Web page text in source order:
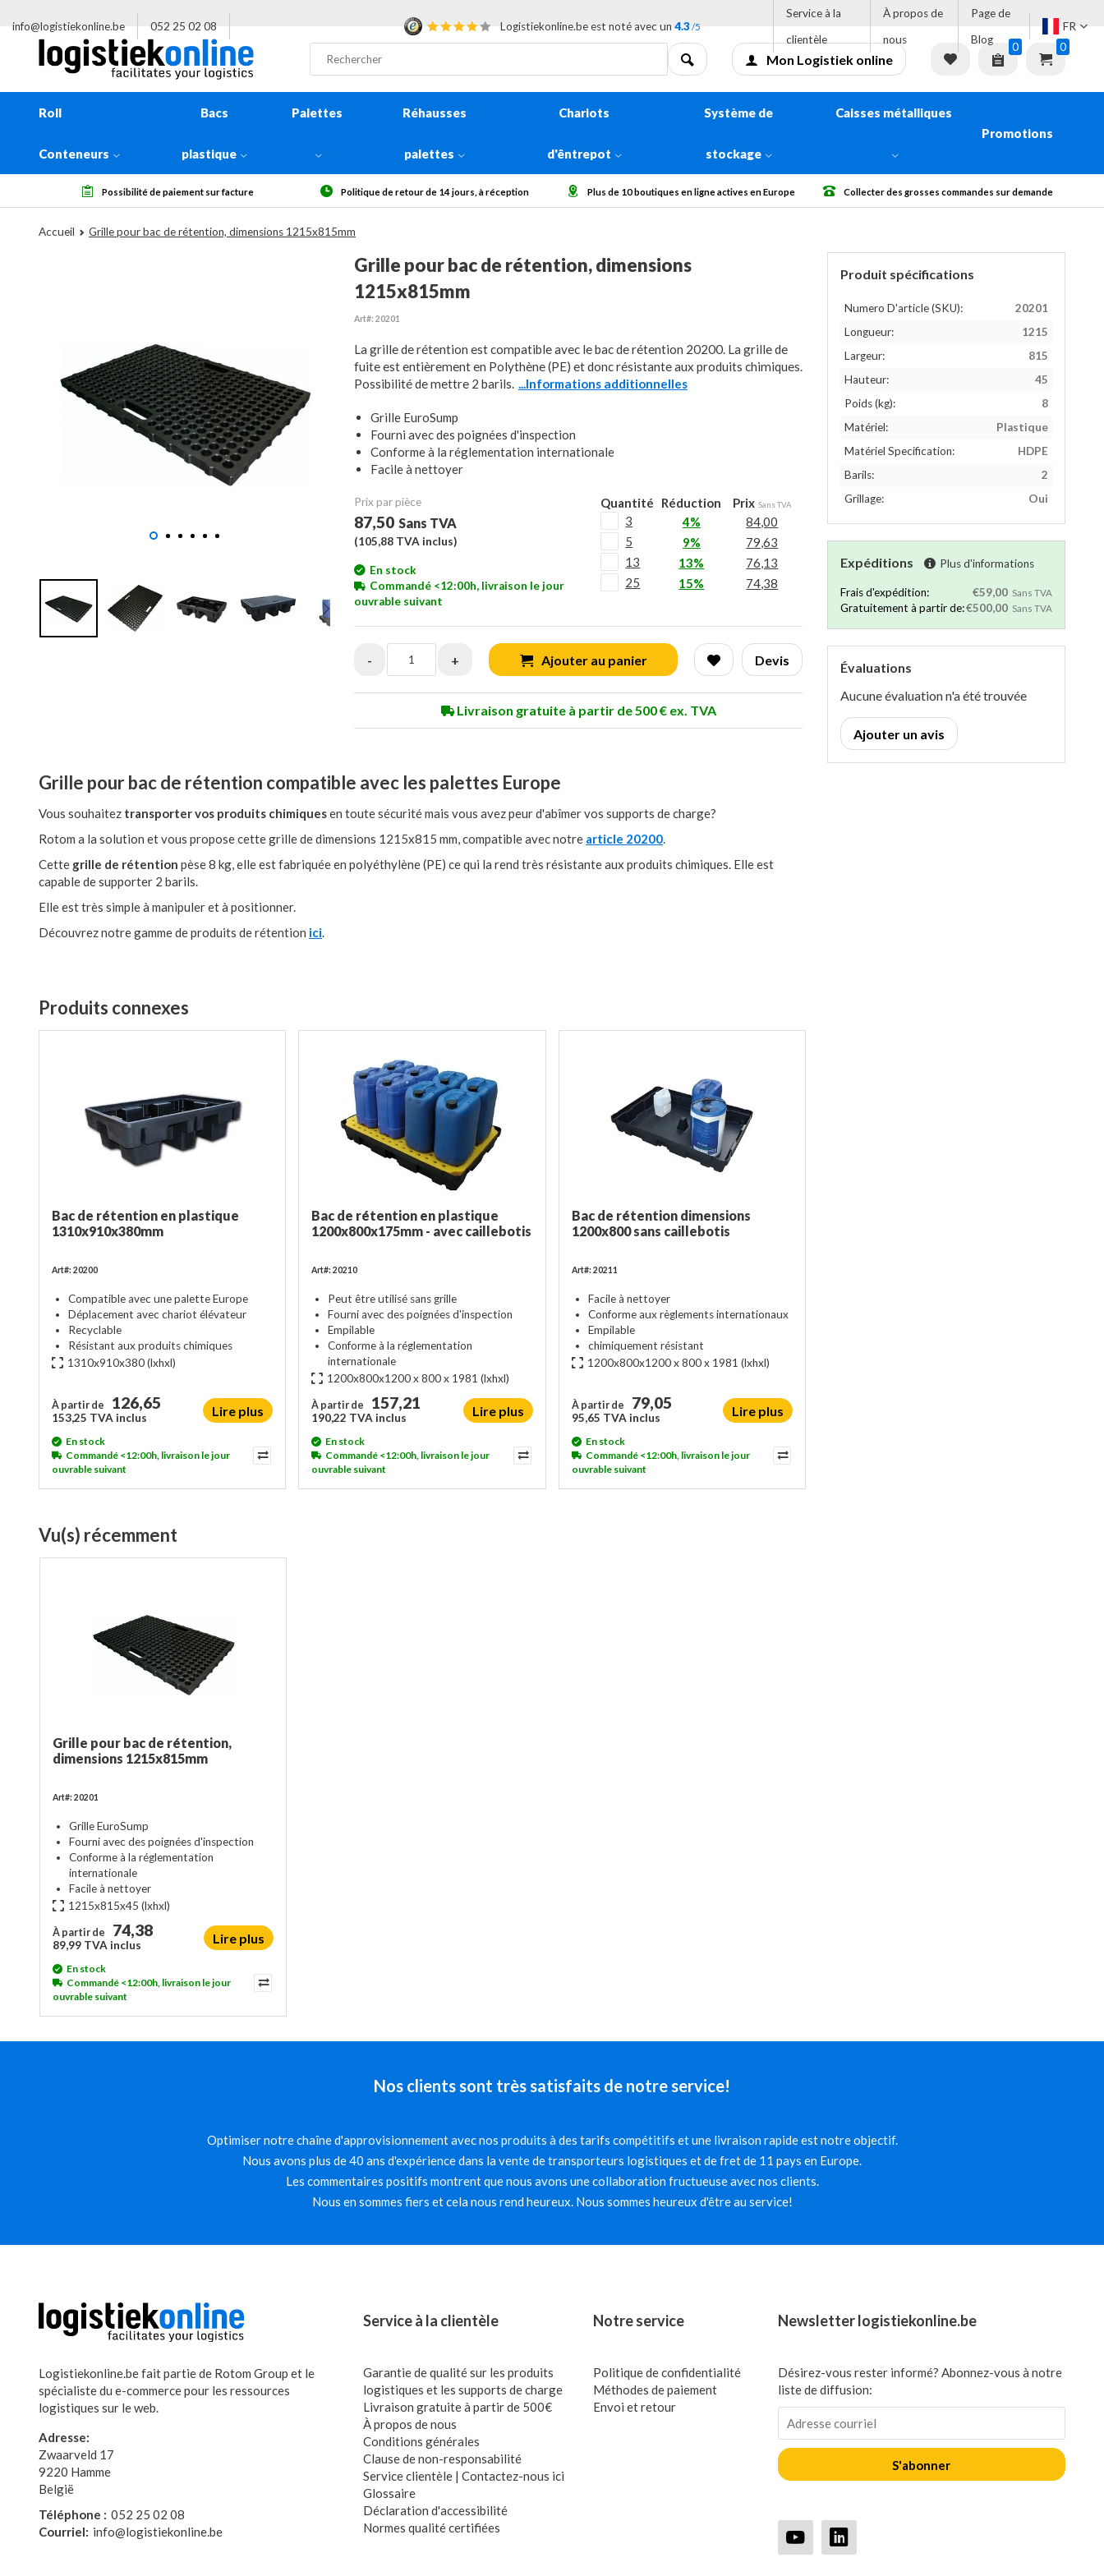
info@logistiekonline.be 052 25 02 08 Logistiekonline.be est noté avec un 4.3 /5
Service à la
clientèle
À propos de
nous
Page de
Blog
FR
Mon Logistiek online
0 0
Roll
Conteneurs
Bacs
plastique
Palettes Réhausses
palettes
Chariots
d'êntrepot
Système de
stockage
Caisses métalliques
Promotions
Possibilité de paiement sur facture Politique de retour de 14 jours, à réception Plus de 10 boutiques en ligne actives en Europe Collecter des grosses commandes sur demande
Accueil Grille pour bac de rétention, dimensions 1215x815mm
Grille pour bac de rétention, dimensions
1215x815mm
Art#: 20201
La grille de rétention est compatible avec le bac de rétention 20200. La grille de
fuite est entièrement en Polythène (PE) et donc résistante aux produits chimiques.
Possibilité de mettre 2 barils. ...Informations additionnelles
Grille EuroSump
Fourni avec des poignées d'inspection
Conforme à la réglementation internationale
Facile à nettoyer
Prix ​​par pièce
87,50 Sans TVA
(105,88 TVA inclus)
En stock
Commandé <12:00h, livraison le jour
ouvrable suivant
Quantité Réduction Prix Sans TVA
3 4%
84,00
5
9%
79,63
13
13%
76,13
25
15% 74,38
- + Ajouter au panier Devis
Livraison gratuite à partir de 500 € ex. TVA
Grille pour bac de rétention compatible avec les palettes Europe
Vous souhaitez transporter vos produits chimiquesen toute sécurité mais vous avez peur d'abîmer vos supports de charge?
Rotom a la solution et vous propose cette grille de dimensions 1215x815 mm, compatible avec notre article 20200.
Cette grille de rétention pèse 8 kg, elle est fabriquée en polyéthylène (PE) ce qui la rend très résistante aux produits chimiques. Elle est
capable de supporter 2 barils.
Elle est très simple à manipuler et à positionner.
Découvrez notre gamme de produits de rétention ici.
Produit spécifications
Numero D'article (SKU):
20201
Longueur:
1215
Largeur:
815
Hauteur:
45
Poids (kg):
8
Matériel:
Plastique
Matériel Specification:
HDPE
Barils:
2
Grillage:
Oui
Expéditions Plus d'informations
Frais d'expédition: €59,00 Sans TVA
Gratuitement à partir de:€500,00 Sans TVA
Évaluations
Aucune évaluation n'a été trouvée
Ajouter un avis
Produits connexes
Bac de rétention en plastique
1310x910x380mm
Art#: 20200
Compatible avec une palette Europe
Déplacement avec chariot élévateur
Recyclable
Résistant aux produits chimiques
1310x910x380(lxhxl)
À partir de 126,65
153,25 TVA inclus Lire plus
En stock
Commandé <12:00h, livraison le jour
ouvrable suivant
Bac de rétention en plastique
1200x800x175mm - avec caillebotis
Art#: 20210
Peut être utilisé sans grille
Fourni avec des poignées d'inspection
Empilable
Conforme à la réglementation
internationale
1200x800x1200 x 800 x 1981 (lxhxl)
À partir de 157,21
190,22 TVA inclus Lire plus
En stock
Commandé <12:00h, livraison le jour
ouvrable suivant
Bac de rétention dimensions
1200x800 sans caillebotis
Art#: 20211
Facile à nettoyer
Conforme aux règlements internationaux
Empilable
chimiquement résistant
1200x800x1200 x 800 x 1981 (lxhxl)
À partir de 79,05
95,65 TVA inclus Lire plus
En stock
Commandé <12:00h, livraison le jour
ouvrable suivant
Vu(s) récemment
Grille pour bac de rétention,
dimensions 1215x815mm
Art#: 20201
Grille EuroSump
Fourni avec des poignées d'inspection
Conforme à la réglementation
internationale
Facile à nettoyer
1215x815x45 (lxhxl)
À partir de 74,38
89,99 TVA inclus Lire plus
En stock
Commandé <12:00h, livraison le jour
ouvrable suivant
Nos clients sont très satisfaits de notre service!
Optimiser notre chaîne d'approvisionnement avec nos produits à des tarifs compétitifs et une livraison rapide est notre objectif.
Nous avons plus de 40 ans d'expérience dans la vente de transporteurs logistiques et de fret de 11 pays en Europe.
Les commentaires positifs montrent que nous avons une collaboration fructueuse avec nos clients.
Nous en sommes fiers et cela nous rend heureux. Nous sommes heureux d'être au service!
Logistiekonline.be fait partie de Rotom Group et le
spécialiste du e-commerce pour les ressources
logistiques sur le web.
Adresse:
Zwaarveld 17
9220 Hamme
België
Téléphone : 052 25 02 08
Courriel: info@logistiekonline.be
Service à la clientèle
Garantie de qualité sur les produits
logistiques et les supports de charge
Livraison gratuite à partir de 500€
À propos de nous
Conditions générales
Clause de non-responsabilité
Service clientèle | Contactez-nous ici
Glossaire
Déclaration d'accessibilité
Normes qualité certifiées
Notre service
Politique de confidentialité
Méthodes de paiement
Envoi et retour
Newsletter logistiekonline.be
Désirez-vous rester informé? Abonnez-vous à notre
liste de diffusion:
S'abonner